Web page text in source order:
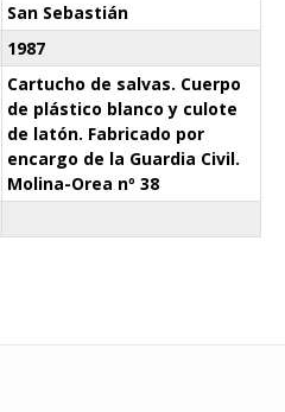
San Sebastián
1987
Cartucho de salvas. Cuerpo
de plástico blanco y culote
de latón. Fabricado por
encargo de la Guardia Civil.
Molina-Orea nº 38